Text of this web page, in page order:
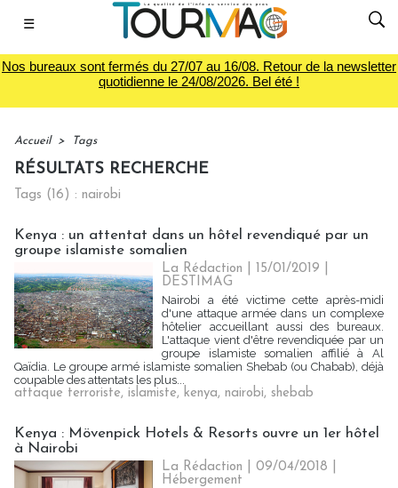
☰
Nos bureaux sont fermés du 27/07 au 16/08. Retour de la newsletter
quotidienne le 24/08/2026. Bel été !
Accueil > Tags
RÉSULTATS RECHERCHE
Tags (16) : nairobi
Kenya : un attentat dans un hôtel revendiqué par un
groupe islamiste somalien
La Rédaction | 15/01/2019
DESTIMAG
Nairobi a été victime cette après-midi
d'une attaque armée dans un complexe
hôtelier accueillant aussi des bureaux.
L'attaque vient d'être revendiquée par un
groupe islamiste somalien affilié à Al
Qaïdia. Le groupe armé islamiste somalien Shebab (ou Chabab), déjà
coupable des attentats les plus...
attaque terroriste, islamiste, kenya, nairobi, shebab
Kenya : Mövenpick Hotels & Resorts ouvre un 1er hôtel
à Nairobi
La Rédaction | 09/04/2018
Hébergement